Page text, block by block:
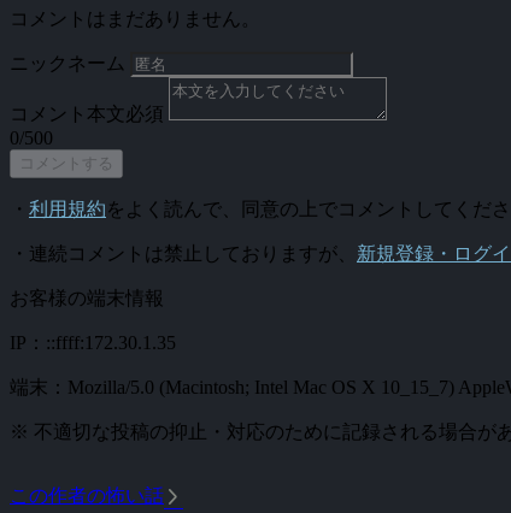
コメントはまだありません。
ニックネーム
コメント本文必須
0/500
コメントする
・ 利用規約をよく読んで、同意の上でコメントしてくださ
・連続コメントは禁止しておりますが、 新規登録・ログ
お客様の端末情報
IP：::ffff:172.30.1.35
端末：Mozilla/5.0 (Macintosh; Intel Mac OS X 10_15_7)
※ 不適切な投稿の抑止・対応のために記録される場合が
この作者の怖い話 arrow_forward_ios